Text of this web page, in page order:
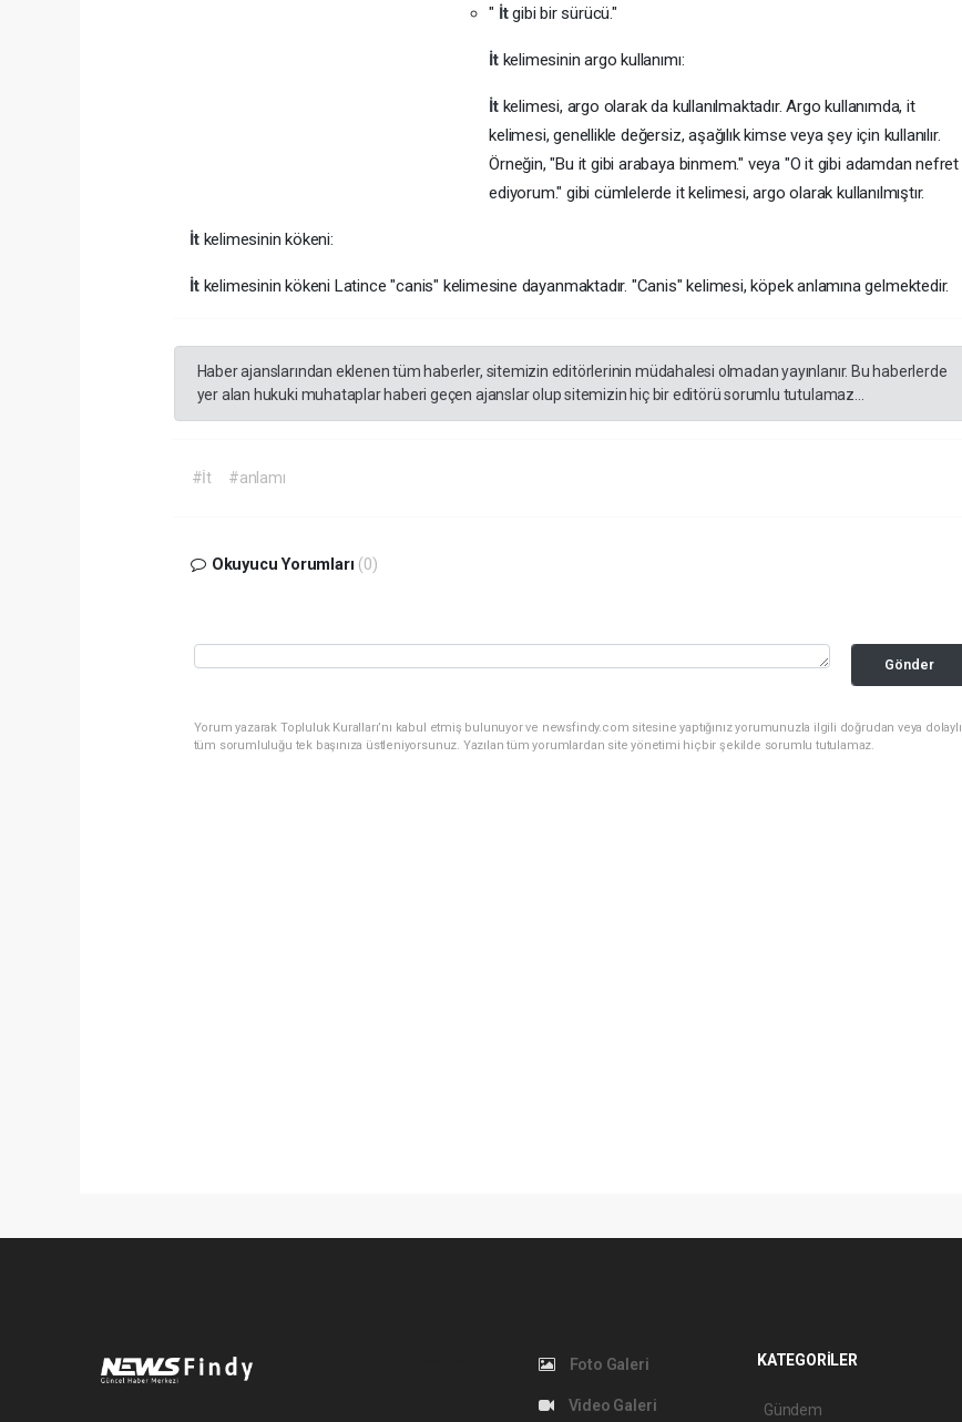
" İtgibi bir sürücü."
İt kelimesinin argo kullanımı:
İt kelimesi, argo olarak da kullanılmaktadır. Argo kullanımda, it
kelimesi, genellikle değersiz, aşağılık kimse veya şey için kullanılır.
Örneğin, "Bu it gibi arabaya binmem." veya "O it gibi adamdan nefret
ediyorum." gibi cümlelerde it kelimesi, argo olarak kullanılmıştır.
İt kelimesinin kökeni:
İt kelimesinin kökeni Latince "canis" kelimesine dayanmaktadır. "Canis" kelimesi, köpek anlamına gelmektedir.
Haber ajanslarından eklenen tüm haberler, sitemizin editörlerinin müdahalesi olmadan yayınlanır. Bu haberlerde
yer alan hukuki muhataplar haberi geçen ajanslar olup sitemizin hiç bir editörü sorumlu tutulamaz...
#İt #anlamı
Okuyucu Yorumları (0)
Gönder
Yorum yazarak Topluluk Kuralları’nı kabul etmiş bulunuyor ve newsfindy.com sitesine yaptığınız yorumunuzla ilgili doğrudan veya dolaylı
tüm sorumluluğu tek başınıza üstleniyorsunuz. Yazılan tüm yorumlardan site yönetimi hiçbir şekilde sorumlu tutulamaz.
Foto Galeri
Video Galeri
KATEGORİLER
Gündem